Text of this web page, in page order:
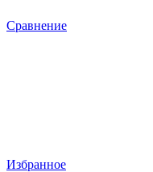
Сравнение
Избранное